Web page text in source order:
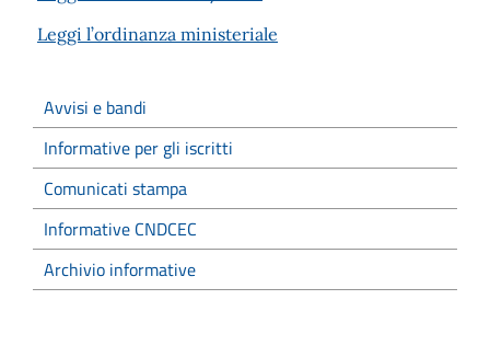
Leggi l’ordinanza ministeriale
Avvisi e bandi
Informative per gli iscritti
Comunicati stampa
Informative CNDCEC
Archivio informative